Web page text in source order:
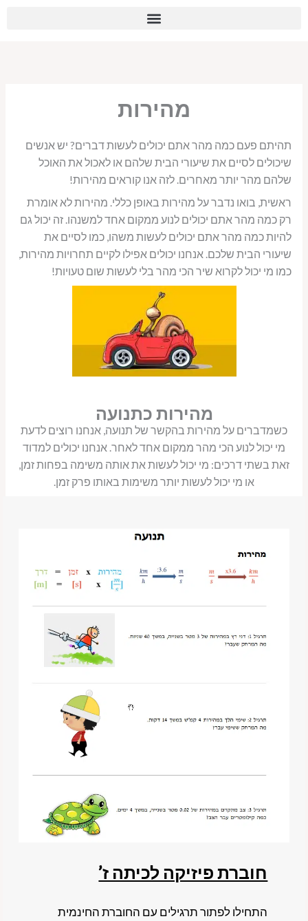
מהירות
תהיתם פעם כמה מהר אתם יכולים לעשות דברים? יש אנשים
שיכולים לסיים את שיעורי הבית שלהם או לאכול את האוכל
שלהם מהר יותר מאחרים. לזה אנו קוראים מהירות!
ראשית, בואו נדבר על מהירות באופן כללי. מהירות לא אומרת
רק כמה מהר אתם יכולים לנוע ממקום אחד למשנהו. זה יכול גם
להיות כמה מהר אתם יכולים לעשות משהו, כמו לסיים את
שיעורי הבית שלכם. אנחנו יכולים אפילו לקיים תחרויות מהירות,
כמו מי יכול לקרוא שיר הכי מהר בלי לעשות שום טעויות!
מהירות כתנועה
כשמדברים על מהירות בהקשר של תנועה, אנחנו רוצים לדעת
מי יכול לנוע הכי מהר ממקום אחד לאחר. אנחנו יכולים למדוד
זאת בשתי דרכים: מי יכול לעשות את אותה משימה בפחות זמן,
או מי יכול לעשות יותר משימות באותו פרק זמן.
חוברת פיזיקה לכיתה ז’
התחילו לפתור תרגילים עם החוברת החינמית